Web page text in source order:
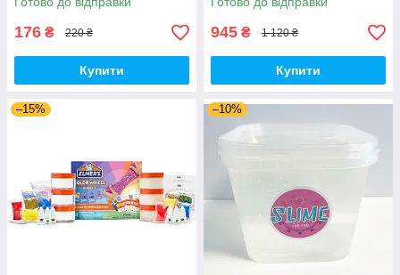
176 ₴ 220 ₴
Купити
945 ₴ 1 120 ₴
Купити
–15% –10%